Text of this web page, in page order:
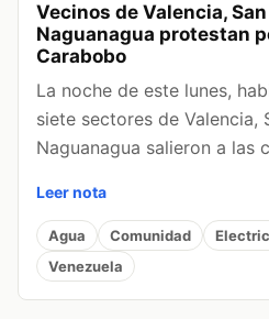
Vecinos de Valencia,
Naguanagua protestan
Carabobo
La noche de este lunes,
siete sectores de Valencia,
Naguanagua salieron a las
Leer nota
Agua Comunidad
Venezuela